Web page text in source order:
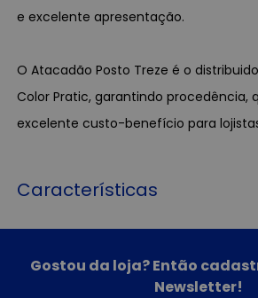
e excelente apresentação.
O Atacadão Posto Treze é o
Color Pratic, garantindo procedência,
excelente custo-benefício para
Características
Gostou da loja? Então
Newsletter!